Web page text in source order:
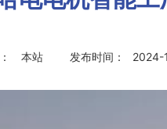
本站 发布时间： 2024-